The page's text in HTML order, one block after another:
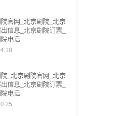
官网_北京剧院_北京
信息_北京剧院订票_
电话
_北京剧院官网_北京
信息_北京剧院订票_
电话